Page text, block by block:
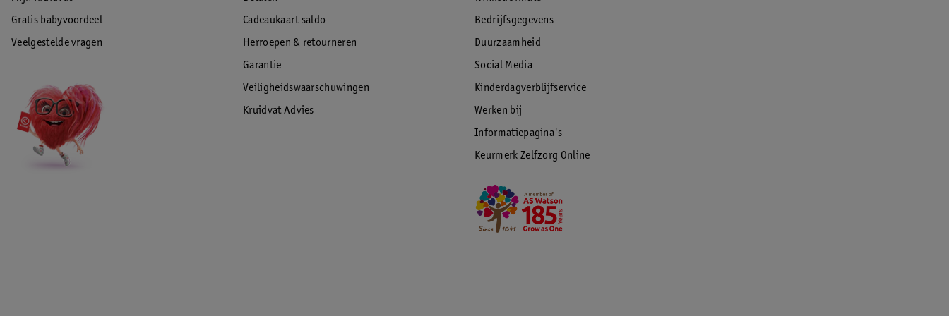
Gratis babyvoordeel
Veelgestelde vragen
Cadeaukaart saldo
Herroepen & retourneren
Garantie
Veiligheidswaarschuwingen
Kruidvat Advies
Bedrijfsgegevens
Duurzaamheid
Social Media
Kinderdagverblijfservice
Werken bij
Informatiepagina's
Keurmerk Zelfzorg Online